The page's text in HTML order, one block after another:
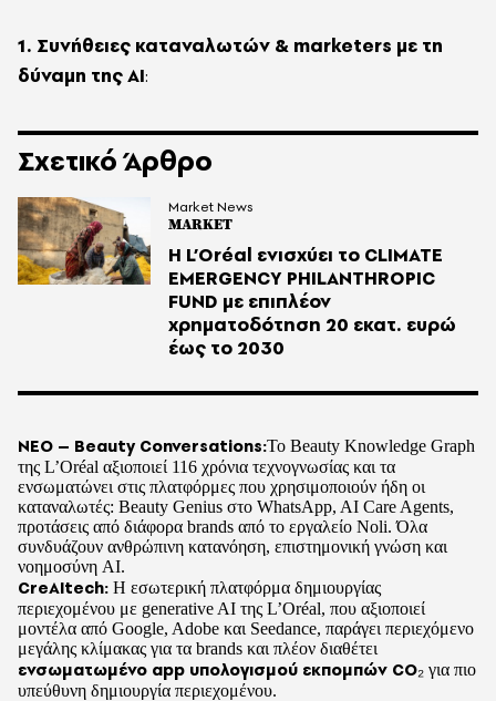
1. Συνήθειες καταναλωτών & marketers με τη
δύναμη της AI:
Σχετικό Άρθρο
MARKET
Η L’Oréal ενισχύει το CLIMATE
EMERGENCY PHILANTHROPIC
FUND με επιπλέον
χρηματοδότηση 20 εκατ. ευρώ
έως το 2030
Market News
ΝΕΟ – Beauty Conversations:Το Beauty Knowledge Graph
της L’Oréal αξιοποιεί 116 χρόνια τεχνογνωσίας και τα
ενσωματώνει στις πλατφόρμες που χρησιμοποιούν ήδη οι
καταναλωτές: Beauty Genius στο WhatsApp, AI Care Agents,
προτάσεις από διάφορα brands από το εργαλείο Noli. Όλα
συνδυάζουν ανθρώπινη κατανόηση, επιστημονική γνώση και
νοημοσύνη AI.
CreAItech: Η εσωτερική πλατφόρμα δημιουργίας
περιεχομένου με generative AI της L’Oréal, που αξιοποιεί
μοντέλα από Google, Adobe και Seedance, παράγει περιεχόμενο
μεγάλης κλίμακας για τα brands και πλέον διαθέτει
ενσωματωμένο app υπολογισμoύ εκπομπών CO₂ για πιο
υπεύθυνη δημιουργία περιεχομένου.